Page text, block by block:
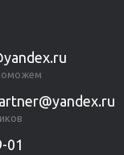
01